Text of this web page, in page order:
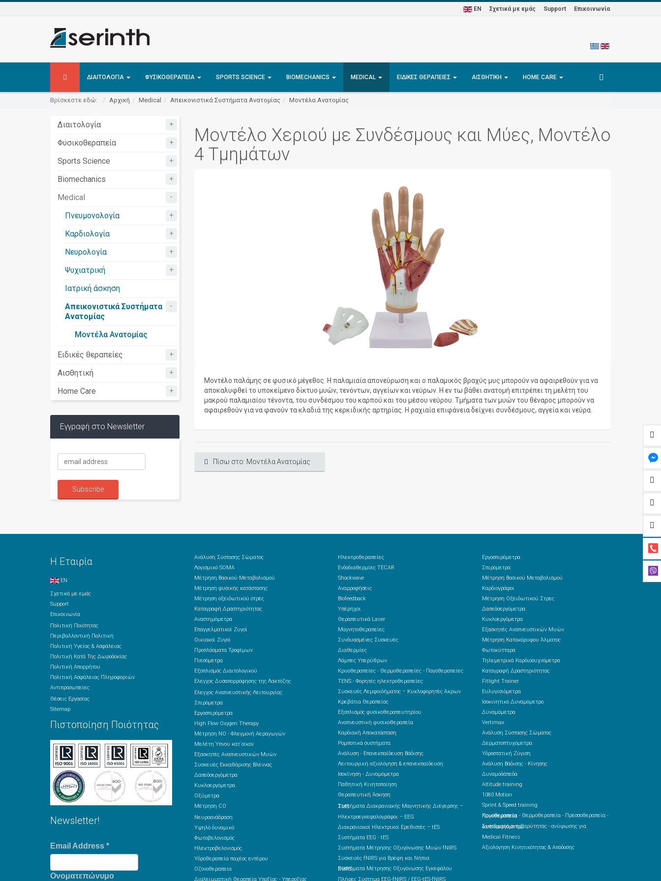
EN Σχετικά με εμάς Support Επικοινωνία
ΔΙΑΙΤΟΛΟΓΊΑ ΦΥΣΙΚΟΘΕΡΑΠΕΊΑ SPORTS SCIENCE BIOMECHANICS MEDICAL ΕΙΔΙΚΈΣ ΘΕΡΑΠΕΊΕΣ ΑΙΣΘΗΤΙΚΉ HOME CARE
Βρίσκεστε εδώ: Αρχική Medical Απεικονιστικά Συστήματα Ανατομίας Μοντέλα Ανατομίας
Διαιτολογία +
Φυσικοθεραπεία +
Sports Science +
Biomechanics +
Medical -
Πνευμονολογία +
Καρδιολογία +
Νευρολογία +
Ψυχιατρική +
Ιατρική άσκηση
Απεικονιστικά Συστήματα
Ανατομίας
-
Μοντέλα Ανατομίας
Ειδικές θεραπείες +
Αισθητική +
Home Care +
Εγγραφή στο Newsletter
Μοντέλο Χεριού με Συνδέσμους και Μύες, Μοντέλο
4 Τμημάτων
Μοντέλο παλάμης σε φυσικό μέγεθος. Η παλαμιαία απονεύρωση και ο παλαμικός βραχύς μυς μπορούν να αφαιρεθούν για να
αποκαλυφθεί το υποκείμενο δίκτυο μυών, τενόντων, αγγείων και νεύρων. Η εν τω βάθει ανατομή επιτρέπει τη μελέτη του
μακρού παλαμιαίου τένοντα, του συνδέσμου του καρπού και του μέσου νεύρου. Τμήματα των μυών του θέναρος μπορούν να
αφαιρεθούν για να φανούν τα κλαδιά της κερκιδικής αρτηρίας. Η ραχιαία επιφάνεια δείχνει συνδέσμους, αγγεία και νεύρα.
Πίσω στο: Μοντέλα Ανατομίας
Η Εταιρία
EN
Σχετικά με εμάς
Support
Επικοινωνία
Πολιτική Ποιότητας
Περιβαλλοντική Πολιτική
Πολιτική Υγείας & Ασφάλειας
Πολιτική Κατά Της Δωροδοκίας
Πολιτική Απορρήτου
Πολιτική Ασφάλειας Πληροφοριών
Αντιπροσωπείες
Θέσεις Εργασίας
Sitemap
Πιστοποίηση Ποιότητας
Newsletter!
Email Address *
Ονοματεπώνυμο
Ανάλυση Σύστασης Σώματος
Λογισμικό SOMA
Μέτρηση Βασικού Μεταβολισμού
Μέτρηση φυσικής κατάστασης
Μέτρηση οξειδωτικού στρές
Καταγραφή Δραστηριότητας
Αναστημόμετρα
Επαγγελματικοί Ζυγοί
Οικιακοί Ζυγοί
Προπλάσματα Τροφίμων
Πιεσόμετρα
Εξοπλισμός Διαιτολογικού
Έλεγχος Δυσαπορρόφησης της Λακτόζης
Έλεγχος Αναπνευστικής Λειτουργίας
Σπιρόμετρα
Εργοσπιρόμετρα
High Flow Oxygen Therapy
Μέτρηση NO - Φλεγμονή Αεραγωγών
Μελέτη Ύπνου κατ΄οίκον
Εξασκητές Αναπνευστικών Μυών
Συσκευές Εκκαθάρισης Βλέννας
Δαπεδοεργόμετρα
Κυκλοεργόμετρα
Οξύμετρα
Μέτρηση CO
Νευροανάδραση
Υψηλό δυναμικό
Φωτοβελονισμός
Ηλεκτροβελονισμός
Υδροθεραπεία παχέος εντέρου
Οζονοθεραπεία
Διαλειμματική Θεραπεία Υποξίας - Υπεροξίας
Ηλεκτροθεραπείες
Ενδοδιαθερμίες TECAR
Shockwave
Αναρροφήσεις
Biofeedback
Υπέρηχοι
Θεραπευτικά Laser
Μαγνητοθεραπείες
Συνδυασμένες Συσκευές
Διαθερμίες
Λάμπες Υπερύθρων
Κρυοθεραπείες - Θερμοθεραπείες - Παγοθεραπείες
TENS - Φορητές ηλεκτροθεραπείες
Συσκευές Λεμφοιδήματος – Κυκλοφορητές Άκρων
Κρεβάτια Θεραπείας
Εξοπλισμός φυσικοθεραπευτηρίου
Αναπνευστική φυσικοθεραπεία
Καρδιακή Αποκατάσταση
Ρομποτικά συστήματα
Ανάλυση - Επανεκπαίδευση Βάδισης
Λειτουργική αξιολόγηση & επανεκπαίδευση
Ισοκίνηση - Δυναμόμετρα
Παθητική Κινητοποίηση
Θεραπευτική Άσκηση
Συστήματα Διακρανιακής Μαγνητικής Διέγερσης – TMS
Ηλεκτροεγκεφαλογράφοι – EEG
Διακρανιακοί Ηλεκτρικοί Ερεθιστές – tES
Συστήματα EEG - tES
Συστήματα Μέτρησης Οξυγόνωσης Μυών fNIRS
Συσκευές fNIRS για Βρέφη και Νήπια
Συστήματα Μέτρησης Οξυγόνωσης Εγκεφάλου fNIRS
Πλήρες Σύστημα EEG-fNIRS / EEG-tES-fNIRS
Εργοσπιρόμετρα
Σπιρόμετρα
Μέτρηση Βασικού Μεταβολισμού
Καρδιογράφοι
Μέτρηση Οξειδωτικού Στρες
Δαπεδοεργόμετρα
Κυκλοεργόμετρα
Εξασκητές Αναπνευστικών Μυών
Μέτρηση Κατακόρυφου Άλματος
Φωτοκύτταρα
Τηλεμετρικά Καρδιοσυχνόμετρα
Καταγραφή Δραστηριότητας
Fitlight Trainer
Ευλυγισιόμετρα
Ισοκινητικό Δυναμόμετρο
Δυναμόμετρα
Vertimax
Ανάλυση Σύστασης Σώματος
Δερματοπτυχόμετρα
Υδροστατική Ζύγιση
Ανάλυση Βάδισης - Κίνησης
Δυναμοδάπεδα
Altitude training
1080 Motion
Sprint & Speed training
Κρυοθεραπεία - Θερμοθεραπεία - Πρεσσοθεραπεία - Παγοθεραπεία
Συστήματα αντιβαρύτητας - ανύψωσης για δαπεδοεργόμετρα
Medical Fitness
Αξιολόγηση Κινητικότητας & Απόδοσης